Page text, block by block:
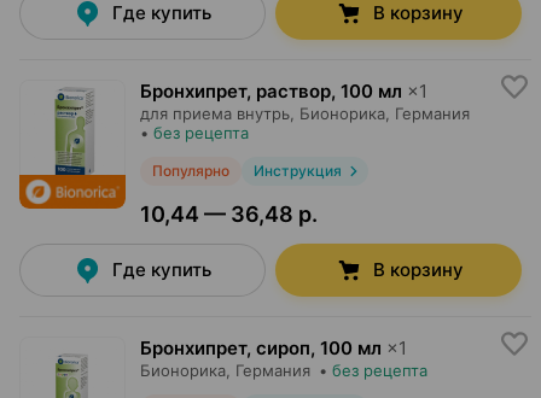
Где купить В корзину
Бронхипрет, раствор, 100 мл ×1
для приема внутрь, Бионорика , Германия
• без рецепта
Популярно Инструкция
10,44 — 36,48 р.
Где купить В корзину
Бронхипрет, сироп, 100 мл ×1
Бионорика , Германия • без рецепта